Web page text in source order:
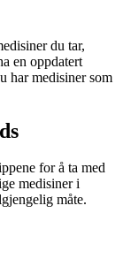
du tar,
en oppdatert
har medisiner som
for å ta med
medisiner i
måte.